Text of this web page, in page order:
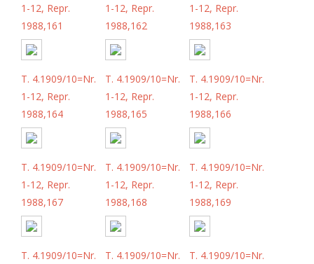
1-12, Repr.
1988,161
1-12, Repr.
1988,162
1-12, Repr.
1988,163
T. 4.1909/10=Nr.
1-12, Repr.
1988,164
T. 4.1909/10=Nr.
1-12, Repr.
1988,165
T. 4.1909/10=Nr.
1-12, Repr.
1988,166
T. 4.1909/10=Nr.
1-12, Repr.
1988,167
T. 4.1909/10=Nr.
1-12, Repr.
1988,168
T. 4.1909/10=Nr.
1-12, Repr.
1988,169
T. 4.1909/10=Nr.
T. 4.1909/10=Nr.
T. 4.1909/10=Nr.